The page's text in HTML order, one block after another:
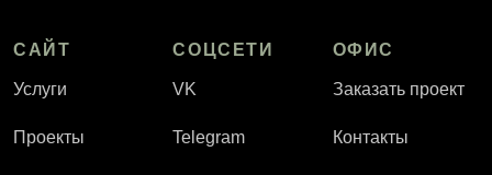
САЙТ
Услуги
Проекты
СОЦСЕТИ
VK
Telegram
ОФИС
Заказать проект
Контакты